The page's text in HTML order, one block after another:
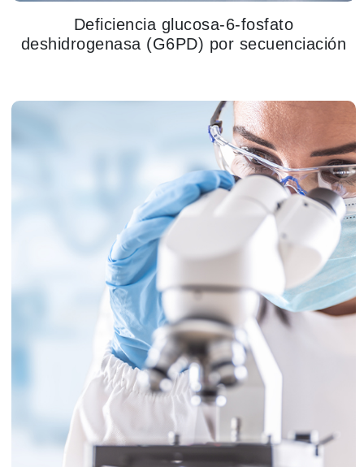
Deficiencia glucosa-6-fosfato
deshidrogenasa (G6PD) por secuenciación